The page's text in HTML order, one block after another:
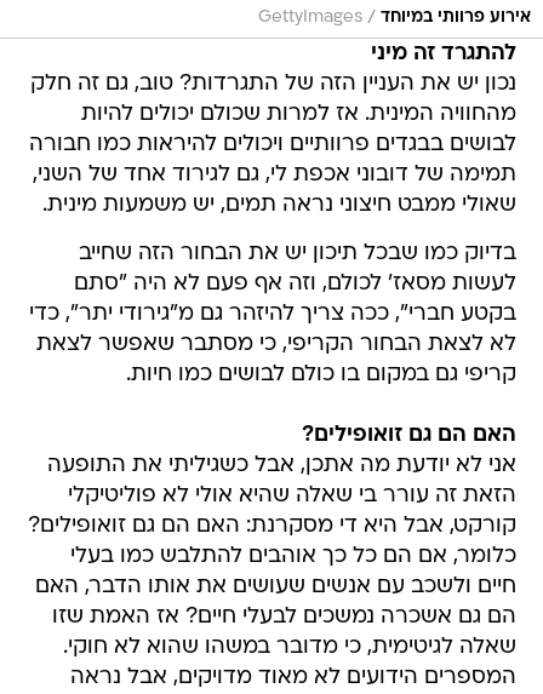
אירוע פרוותי במיוחד /
GettyImages
להתגרד זה מיני
נכון יש את העניין הזה של התגרדות? טוב, גם זה חלק
מהחוויה המינית. אז למרות שכולם יכולים להיות
לבושים בבגדים פרוותיים ויכולים להיראות כמו חבורה
תמימה של דובוני אכפת לי, גם לגירוד אחד של השני,
שאולי ממבט חיצוני נראה תמים, יש משמעות מינית.
בדיוק כמו שבכל תיכון יש את הבחור הזה שחייב
לעשות מסאז' לכולם, וזה אף פעם לא היה "סתם
בקטע חברי", ככה צריך להיזהר גם מ"גירודי יתר", כדי
לא לצאת הבחור הקריפי, כי מסתבר שאפשר לצאת
קריפי גם במקום בו כולם לבושים כמו חיות.
האם הם גם זואופילים?
אני לא יודעת מה אתכן, אבל כשגיליתי את התופעה
הזאת זה עורר בי שאלה שהיא אולי לא פוליטיקלי
קורקט, אבל היא די מסקרנת: האם הם גם זואופילים?
כלומר, אם הם כל כך אוהבים להתלבש כמו בעלי
חיים ולשכב עם אנשים שעושים את אותו הדבר, האם
הם גם אשכרה נמשכים לבעלי חיים? אז האמת שזו
שאלה לגיטימית, כי מדובר במשהו שהוא לא חוקי.
המספרים הידועים לא מאוד מדויקים, אבל נראה